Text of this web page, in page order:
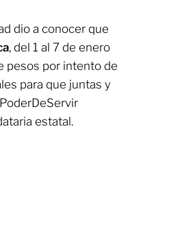
dio a conocer que
, del 1 al 7 de enero
pesos por intento de
para que juntas y
estatal.